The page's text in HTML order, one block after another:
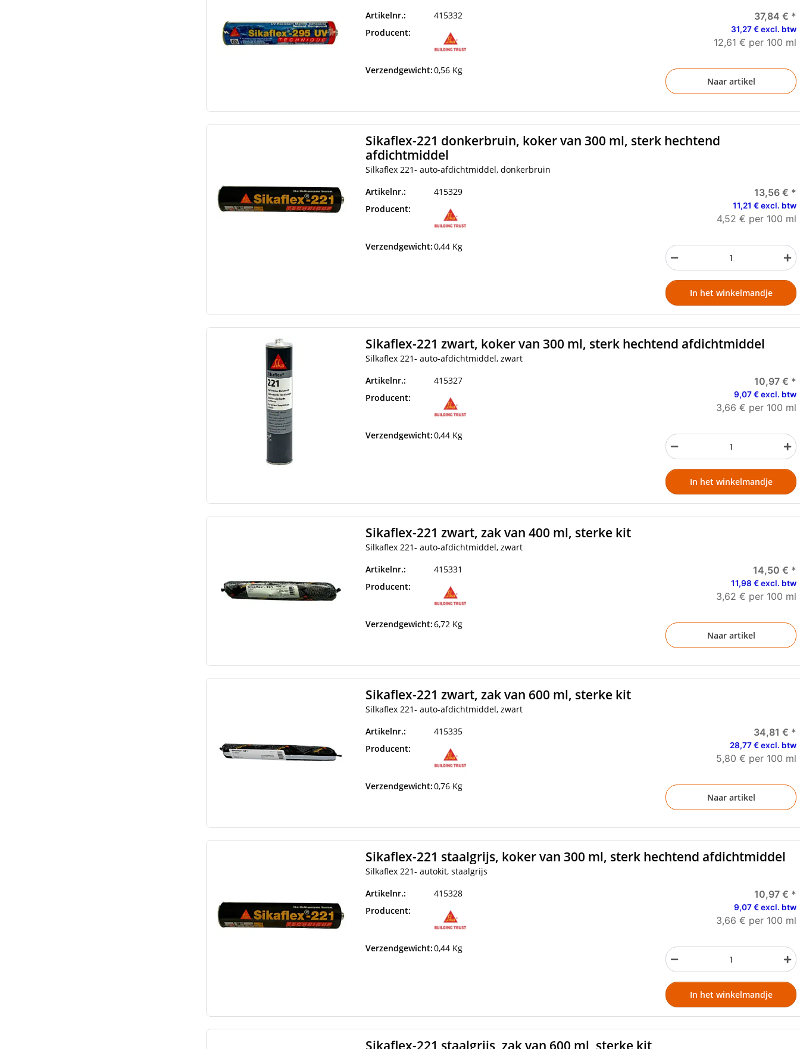
Artikelnr.:
415332
Producent:
Verzendgewicht:0,56 Kg
37,84 € *
31,27 € excl. btw
12,61 € per 100 ml
Naar artikel
Sikaflex-221 donkerbruin, koker van 300 ml, sterk hechtend
afdichtmiddel
Silkaflex 221- auto-afdichtmiddel, donkerbruin
Artikelnr.:
415329
Producent:
Verzendgewicht:0,44 Kg
13,56 € *
11,21 € excl. btw
4,52 € per 100 ml
In het winkelmandje
Sikaflex-221 zwart, koker van 300 ml, sterk hechtend afdichtmiddel
Silkaflex 221- auto-afdichtmiddel, zwart
Artikelnr.:
415327
Producent:
Verzendgewicht:0,44 Kg
10,97 € *
9,07 € excl. btw
3,66 € per 100 ml
In het winkelmandje
Sikaflex-221 zwart, zak van 400 ml, sterke kit
Silkaflex 221- auto-afdichtmiddel, zwart
Artikelnr.:
415331
Producent:
Verzendgewicht:6,72 Kg
14,50 € *
11,98 € excl. btw
3,62 € per 100 ml
Naar artikel
Sikaflex-221 zwart, zak van 600 ml, sterke kit
Silkaflex 221- auto-afdichtmiddel, zwart
Artikelnr.:
415335
Producent:
Verzendgewicht:0,76 Kg
34,81 € *
28,77 € excl. btw
5,80 € per 100 ml
Naar artikel
Sikaflex-221 staalgrijs, koker van 300 ml, sterk hechtend afdichtmiddel
Silkaflex 221- autokit, staalgrijs
Artikelnr.:
415328
Producent:
Verzendgewicht:0,44 Kg
10,97 € *
9,07 € excl. btw
3,66 € per 100 ml
In het winkelmandje
Sikaflex-221 staalgrijs, zak van 600 ml, sterke kit